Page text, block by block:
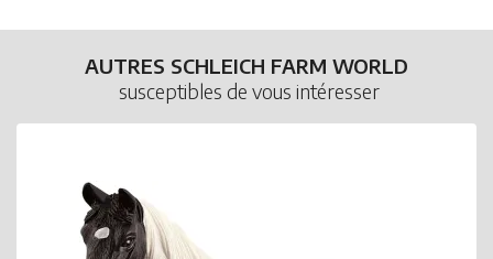
AUTRES SCHLEICH FARM WORLD
susceptibles de vous intéresser